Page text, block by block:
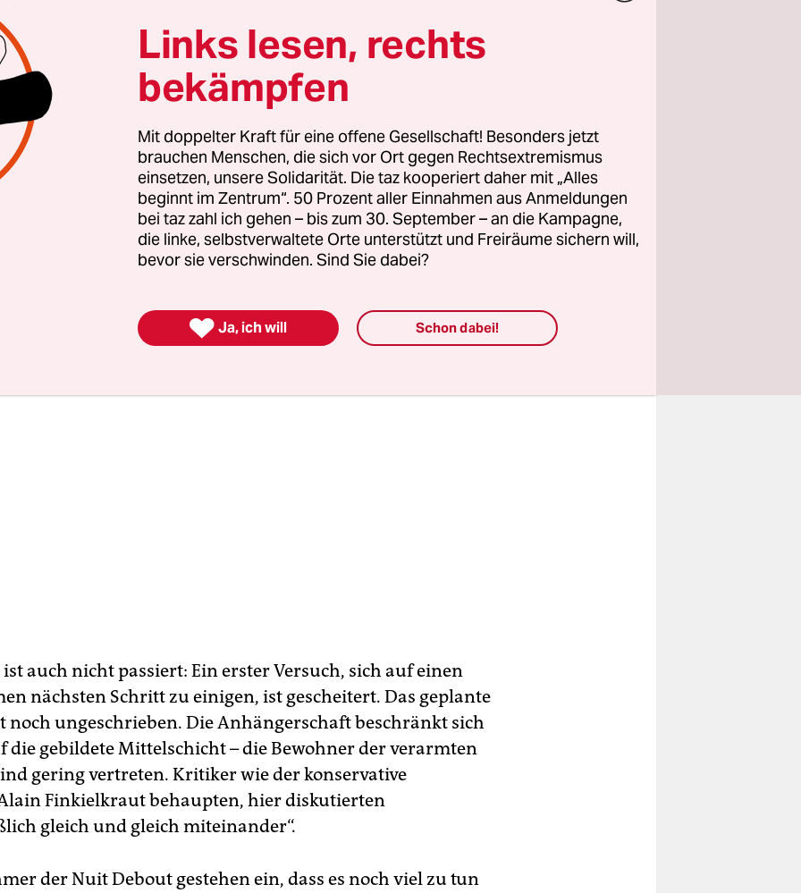
Anhänger von Nuit Debout in Paris. Seit dem 31. März
die Tage weiter und treffen sich allabendlich zum
Am Anfang war es ein Protest gegen die geplante
durch die Kündigungen leichter und
begrenzt werden sollen.
der „wachen Nächte“ ist jedoch viel passiert: Es gibt
mehr Forderungen, Gianis Varoufakis war da, die
hat sich in Städten in ganz Frankreich ausgebreitet. Am
Veranstaltung kam es gelegentlich auch zu Konfrontationen
wie am vergangenen Donnerstag, als Steine und
auch nicht passiert: Ein erster Versuch, sich auf einen
nächsten Schritt zu einigen, ist gescheitert. Das geplante
noch ungeschrieben. Die Anhängerschaft beschränkt sich
die gebildete Mittelschicht – die Bewohner der verarmten
gering vertreten. Kritiker wie der konservative
Finkielkraut behaupten, hier diskutierten
gleich und gleich miteinander“.
der Nuit Debout gestehen ein, dass es noch viel zu tun
Links lesen, rechts
bekämpfen
Mit doppelter Kraft für eine offene Gesellschaft! Besonders jetzt
brauchen Menschen, die sich vor Ort gegen Rechtsextremismus
einsetzen, unsere Solidarität. Die taz kooperiert daher mit „Alles
beginnt im Zentrum“. 50 Prozent aller Einnahmen aus Anmeldungen
bei taz zahl ich gehen – bis zum 30. September – an die Kampagne,
die linke, selbstverwaltete Orte unterstützt und Freiräume sichern will,
bevor sie verschwinden. Sind Sie dabei?
 Ja, ich will Schon dabei!